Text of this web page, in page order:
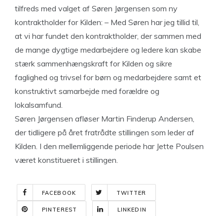
tilfreds med valget af Søren Jørgensen som ny
kontraktholder for Kilden: – Med Søren har jeg tillid til,
at vi har fundet den kontraktholder, der sammen med
de mange dygtige medarbejdere og ledere kan skabe
stærk sammenhængskraft for Kilden og sikre
faglighed og trivsel for børn og medarbejdere samt et
konstruktivt samarbejde med forældre og
lokalsamfund.
Søren Jørgensen afløser Martin Finderup Andersen,
der tidligere på året fratrådte stillingen som leder af
Kilden. I den mellemliggende periode har Jette Poulsen
været konstitueret i stillingen.
FACEBOOK TWITTER
PINTEREST LINKEDIN